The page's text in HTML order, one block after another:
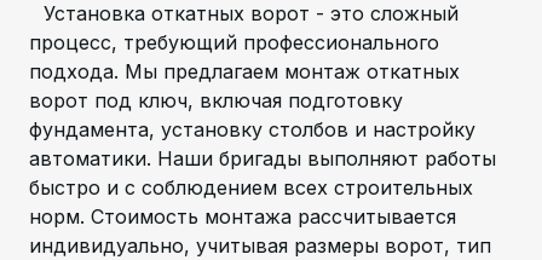
Установка откатных ворот - это сложный
процесс, требующий профессионального
подхода. Мы предлагаем монтаж откатных
ворот под ключ, включая подготовку
фундамента, установку столбов и настройку
автоматики. Наши бригады выполняют работы
быстро и с соблюдением всех строительных
норм. Стоимость монтажа рассчитывается
индивидуально, учитывая размеры ворот, тип